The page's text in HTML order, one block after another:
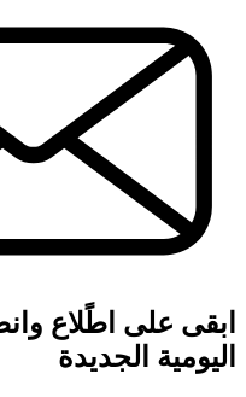
ابقى على اطًلاع
اليومية الجديدة